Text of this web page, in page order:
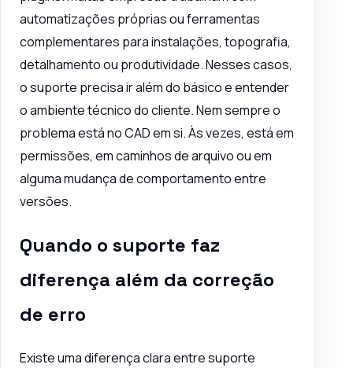
automatizações próprias ou ferramentas
complementares para instalações, topografia,
detalhamento ou produtividade. Nesses casos,
o suporte precisa ir além do básico e entender
o ambiente técnico do cliente. Nem sempre o
problema está no CAD em si. Às vezes, está em
permissões, em caminhos de arquivo ou em
alguma mudança de comportamento entre
versões.
Quando o suporte faz
diferença além da correção
de erro
Existe uma diferença clara entre suporte